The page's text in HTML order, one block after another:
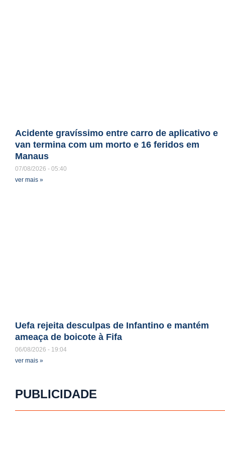
Acidente gravíssimo entre carro de aplicativo e
van termina com um morto e 16 feridos em
Manaus
07/08/2026
05:40
ver mais »
Uefa rejeita desculpas de Infantino e mantém
ameaça de boicote à Fifa
06/08/2026
19:04
ver mais »
PUBLICIDADE